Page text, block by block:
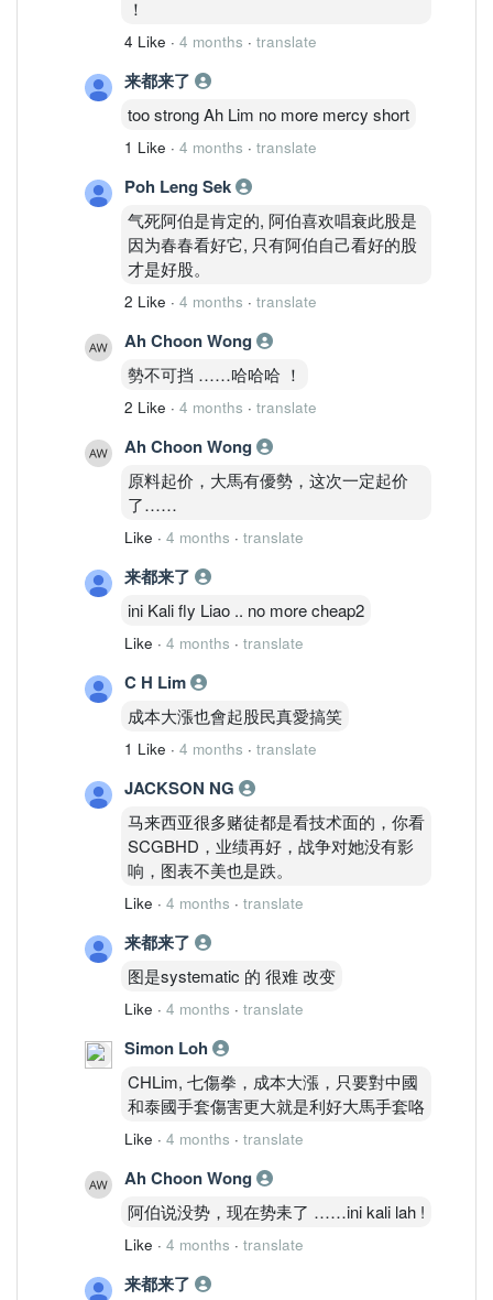
！
4 Like · 4 months · translate
来都来了
too strong Ah Lim no more mercy short
1 Like · 4 months · translate
Poh Leng Sek
气死阿伯是肯定的, 阿伯喜欢唱衰此股是
因为春春看好它, 只有阿伯自己看好的股
才是好股。
2 Like · 4 months · translate
Ah Choon Wong
勢不可挡 ……哈哈哈 ！
2 Like · 4 months · translate
Ah Choon Wong
原料起价，大馬有優勢，这次一定起价
了……
Like · 4 months · translate
来都来了
ini Kali fly Liao .. no more cheap2
Like · 4 months · translate
C H Lim
成本大漲也會起股民真愛搞笑
1 Like · 4 months · translate
JACKSON NG
马来西亚很多赌徒都是看技术面的，你看
SCGBHD，业绩再好，战争对她没有影
响，图表不美也是跌。
Like · 4 months · translate
来都来了
图是systematic 的 很难 改变
Like · 4 months · translate
Simon Loh
CHLim, 七傷拳，成本大漲，只要對中國
和泰國手套傷害更大就是利好大馬手套咯
Like · 4 months · translate
Ah Choon Wong
阿伯说没势，现在势耒了 ……ini kali lah !
Like · 4 months · translate
来都来了